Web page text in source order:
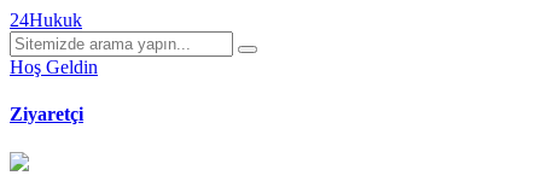
24Hukuk
Hoş Geldin
Ziyaretçi